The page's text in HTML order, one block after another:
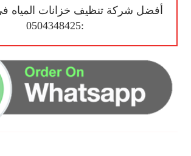
أفضل شركة تنظيف خزانات المياه
:0504348425